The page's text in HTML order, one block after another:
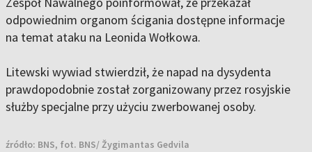
odpowiednim organom ścigania dostępne informacje
na temat ataku na Leonida Wołkowa.
Litewski wywiad stwierdził, że napad na dysydenta
prawdopodobnie został zorganizowany przez rosyjskie
służby specjalne przy użyciu zwerbowanej osoby.
źródło: BNS, fot. BNS/ Žygimantas Gedvila